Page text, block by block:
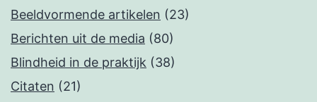
Beeldvormende artikelen (23)
Berichten uit de media (80)
Blindheid in de praktijk (38)
Citaten (21)